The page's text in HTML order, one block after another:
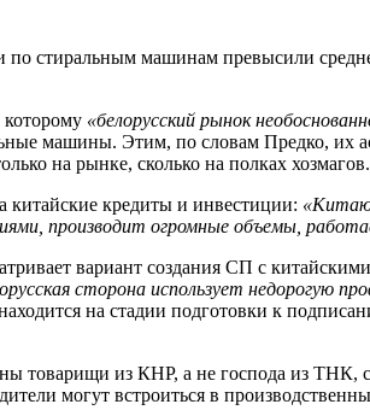
стиральным машинам превысили
которому «белорусский рынок
машины. Этим, по словам Предко, их
на рынке, сколько на полках хозмагов.
китайские кредиты и инвестиции: «Китаю
производит огромные объемы,
вариант создания СП с
сторона использует недорогую
на стадии подготовки к
товарищи из КНР, а не господа из ТНК,
могут встроиться в